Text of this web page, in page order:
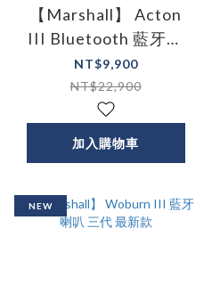
【Marshall】 Acton
III Bluetooth 藍牙喇
叭
NT$9,900
NT$22,900
加入購物車
NEW